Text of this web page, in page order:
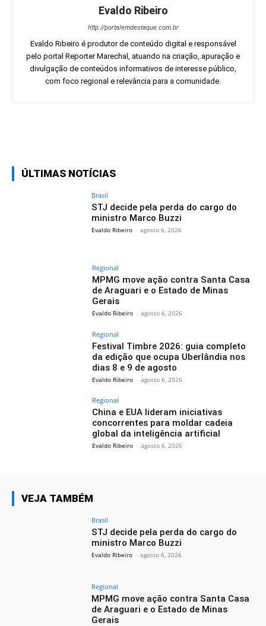
Evaldo Ribeiro
http://portalemdestaque.com.br
Evaldo Ribeiro é produtor de conteúdo digital e responsável
pelo portal Reporter Marechal, atuando na criação, apuração e
divulgação de conteúdos informativos de interesse público,
com foco regional e relevância para a comunidade.
ÚLTIMAS NOTÍCIAS
Brasil
STJ decide pela perda do cargo do
ministro Marco Buzzi
Evaldo Ribeiro - agosto 6, 2026
Regional
MPMG move ação contra Santa Casa
de Araguari e o Estado de Minas
Gerais
Evaldo Ribeiro - agosto 6, 2026
Regional
Festival Timbre 2026: guia completo
da edição que ocupa Uberlândia nos
dias 8 e 9 de agosto
Evaldo Ribeiro - agosto 6, 2026
Regional
China e EUA lideram iniciativas
concorrentes para moldar cadeia
global da inteligência artificial
Evaldo Ribeiro - agosto 6, 2026
VEJA TAMBÉM
Brasil
STJ decide pela perda do cargo do
ministro Marco Buzzi
Evaldo Ribeiro - agosto 6, 2026
Regional
MPMG move ação contra Santa Casa
de Araguari e o Estado de Minas
Gerais